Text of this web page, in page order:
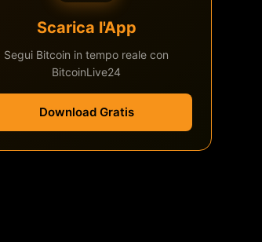
Scarica l'App
Segui Bitcoin in tempo reale con
BitcoinLive24
Download Gratis